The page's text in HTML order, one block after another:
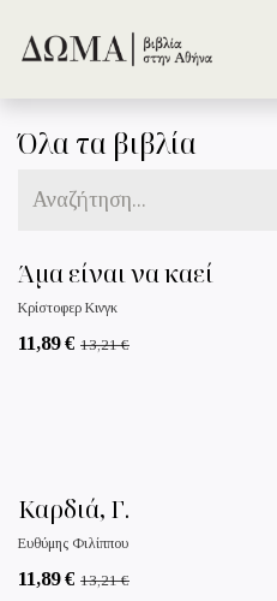
Όλα τα βιβλία
Άμα είναι να καεί
Κρίστοφερ Κινγκ
11,89€ 13,21€
Καρδιά, Γ.
Ευθύμης Φιλίππου
11,89€ 13,21€